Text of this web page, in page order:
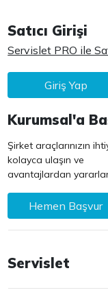
Satıcı Girişi
Servislet PRO ile
Giriş Yap
Kurumsal'a
Şirket araçlarınızın
kolayca ulaşın ve
avantajlardan
Hemen Başvur
Servislet